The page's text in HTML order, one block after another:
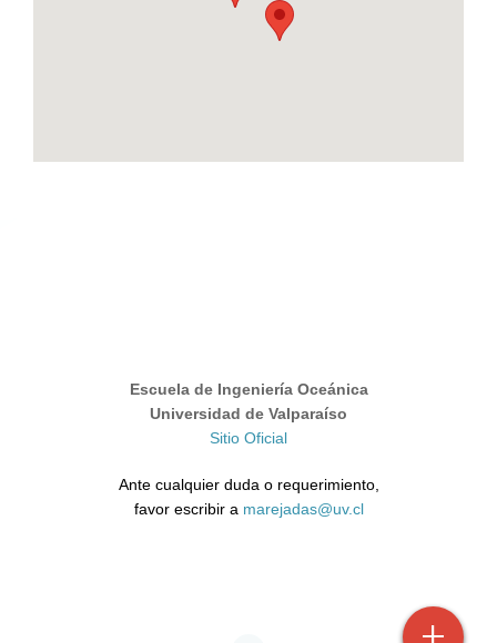
Escuela de Ingeniería Oceánica
Universidad de Valparaíso
Sitio Oficial
Ante cualquier duda o requerimiento,
favor escribir a marejadas@uv.cl